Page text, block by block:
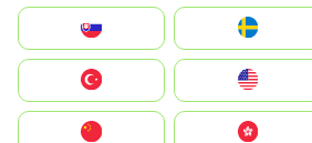
United States
中國香港特別行政區